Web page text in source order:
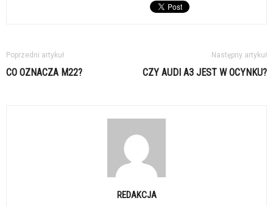
Poprzedni artykuł
CO OZNACZA M22?
Następny artykuł
CZY AUDI A3 JEST W OCYNKU?
REDAKCJA